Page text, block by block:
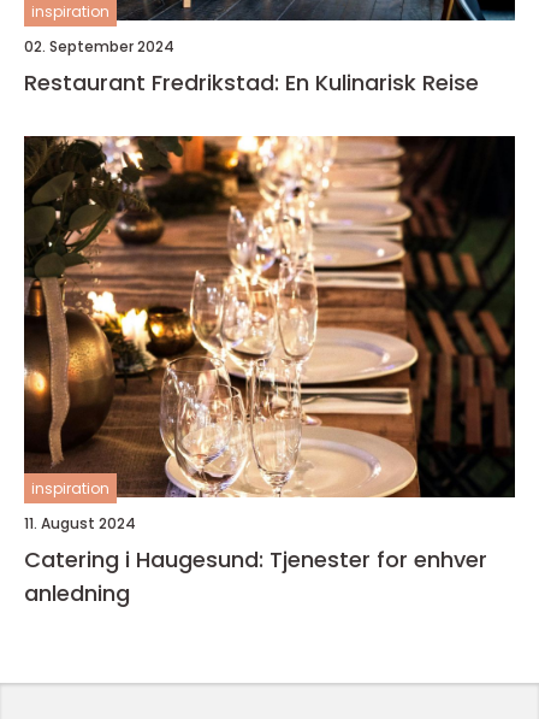
inspiration
02. September 2024
Restaurant Fredrikstad: En Kulinarisk Reise
inspiration
11. August 2024
Catering i Haugesund: Tjenester for enhver
anledning